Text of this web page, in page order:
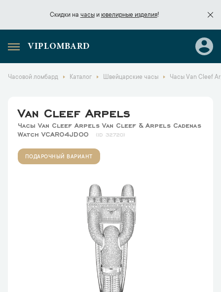
Скидки на часыи ювелирные изделия!
Скидки начасы
VIPLOMBARD
Часовой ломбард Каталог Швейцарские часы Часы Van Cleef
Van Cleef Arpels
Часы Van Cleef Arpels Van Cleef & Arpels Cadenas
Watch VCARO4JD00
32720
ПОДАРОЧНЫЙ ВАРИАНТ